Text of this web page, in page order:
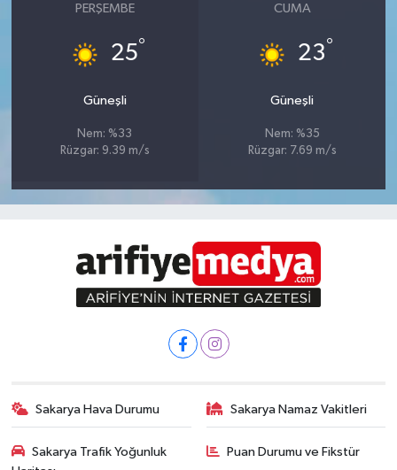
PERŞEMBE
25°
Güneşli
Nem: %33
Rüzgar: 9.39 m/s
CUMA
23°
Güneşli
Nem: %35
Rüzgar: 7.69 m/s
Sakarya Hava Durumu Sakarya Namaz Vakitleri
Sakarya Trafik Yoğunluk
Puan Durumu ve Fikstür